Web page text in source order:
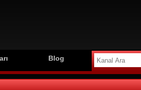
Blog